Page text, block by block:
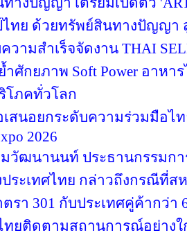
ทย ด้วยทรัพย์สินทางปัญญา
วามสำเร็จจัดงาน THAI
ศักยภาพ Soft Power อาหา
โภคทั่วโลก
สนอยกระดับความร่วมมือไท
2026
วัฒนานนท์ ประธานกรรมก
ระเทศไทย กล่าวถึงกรณีที่ส
รา 301 กับประเทศคู่ค้ากว่า
ทยติดตามสถานการณ์อย่าง